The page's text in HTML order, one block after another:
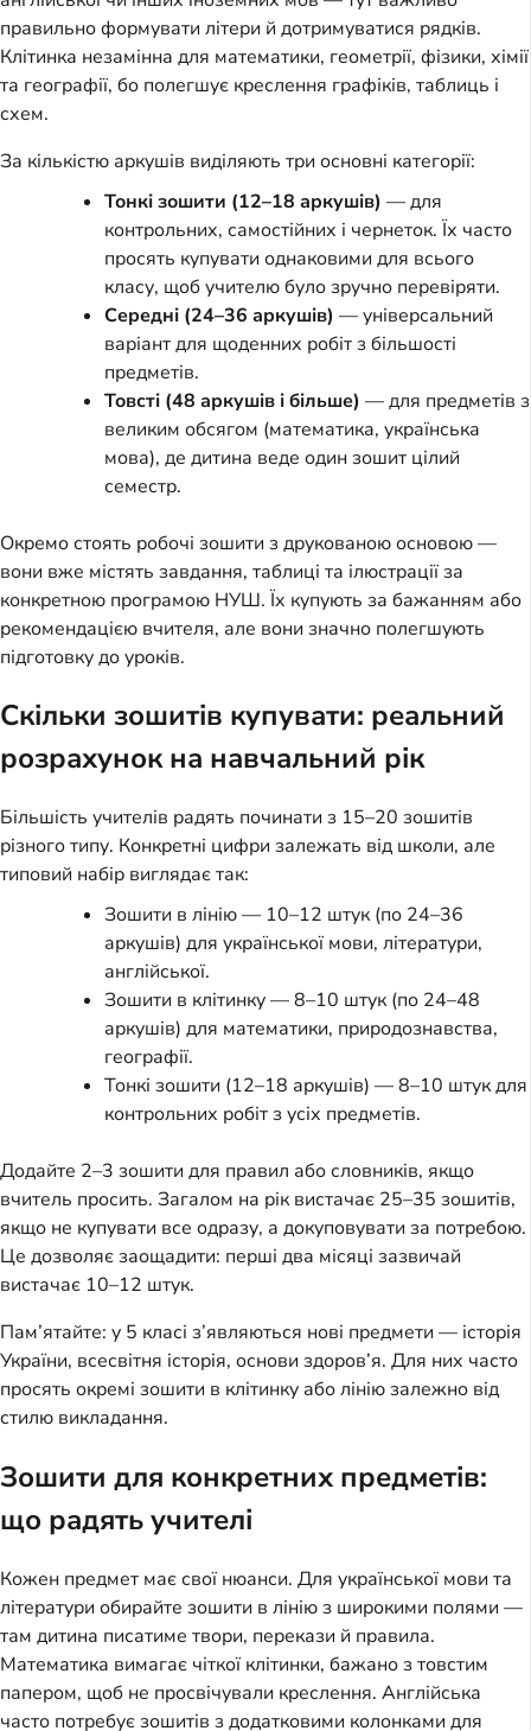
правильно формувати літери й дотримуватися рядків.
Клітинка незамінна для математики, геометрії, фізики, хімії
та географії, бо полегшує креслення графіків, таблиць і
схем.
За кількістю аркушів виділяють три основні категорії:
Тонкі зошити (12–18 аркушів) — для
контрольних, самостійних і чернеток. Їх часто
просять купувати однаковими для всього
класу, щоб учителю було зручно перевіряти.
Середні (24–36 аркушів) — універсальний
варіант для щоденних робіт з більшості
предметів.
Товсті (48 аркушів і більше) — для предметів з
великим обсягом (математика, українська
мова), де дитина веде один зошит цілий
семестр.
Окремо стоять робочі зошити з друкованою основою —
вони вже містять завдання, таблиці та ілюстрації за
конкретною програмою НУШ. Їх купують за бажанням або
рекомендацією вчителя, але вони значно полегшують
підготовку до уроків.
Скільки зошитів купувати: реальний
розрахунок на навчальний рік
Більшість учителів радять починати з 15–20 зошитів
різного типу. Конкретні цифри залежать від школи, але
типовий набір виглядає так:
Зошити в лінію — 10–12 штук (по 24–36
аркушів) для української мови, літератури,
англійської.
Зошити в клітинку — 8–10 штук (по 24–48
аркушів) для математики, природознавства,
географії.
Тонкі зошити (12–18 аркушів) — 8–10 штук для
контрольних робіт з усіх предметів.
Додайте 2–3 зошити для правил або словників, якщо
вчитель просить. Загалом на рік вистачає 25–35 зошитів,
якщо не купувати все одразу, а докуповувати за потребою.
Це дозволяє заощадити: перші два місяці зазвичай
вистачає 10–12 штук.
Пам’ятайте: у 5 класі з’являються нові предмети — історія
України, всесвітня історія, основи здоров’я. Для них часто
просять окремі зошити в клітинку або лінію залежно від
стилю викладання.
Зошити для конкретних предметів:
що радять учителі
Кожен предмет має свої нюанси. Для української мови та
літератури обирайте зошити в лінію з широкими полями —
там дитина писатиме твори, перекази й правила.
Математика вимагає чіткої клітинки, бажано з товстим
папером, щоб не просвічували креслення. Англійська
часто потребує зошитів з додатковими колонками для